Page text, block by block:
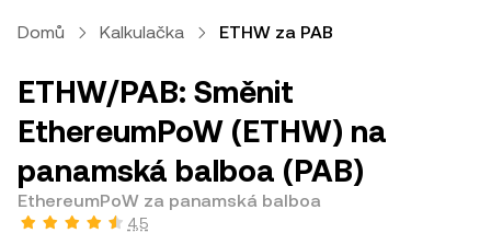
Domů Kalkulačka ETHW za PAB
ETHW/PAB: Směnit
EthereumPoW (ETHW) na
panamská balboa (PAB)
EthereumPoW za panamská balboa
4,5